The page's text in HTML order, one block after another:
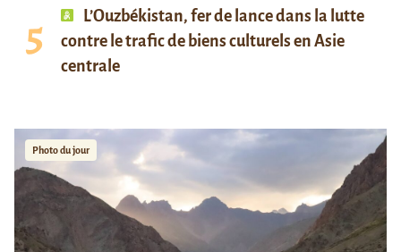
L’Ouzbékistan, fer de lance dans la lutte
contre le trafic de biens culturels en Asie
centrale
Photo du jour